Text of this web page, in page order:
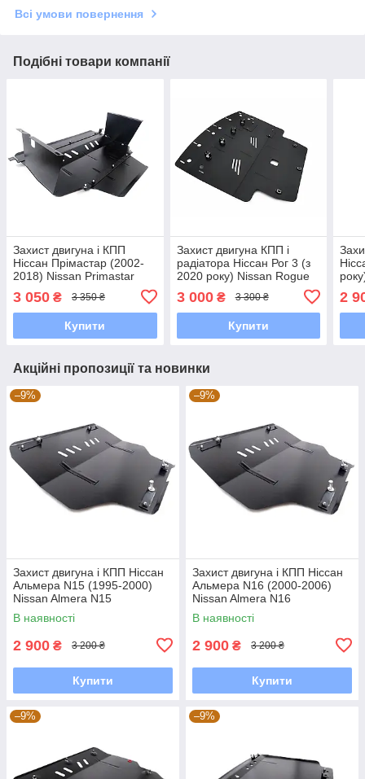
Всі умови повернення
Подібні товари компанії
Захист двигуна і КПП
Ніссан Прімастар (2002-
2018) Nissan Primastar
3 050 ₴ 3 350 ₴
Купити
Захист двигуна КПП і
радіатора Ніссан Рог 3 (з
2020 року) Nissan Rogue
3 000₴ 3 300 ₴
Купити
2
Акційні пропозиції та новинки
–9%
Захист двигуна і КПП Ніссан
Альмера N15 (1995-2000)
Nissan Almera N15
В наявності
2 900 ₴ 3 200 ₴
Купити
–9%
Захист двигуна і КПП Ніссан
Альмера N16 (2000-2006)
Nissan Almera N16
В наявності
2 900 ₴ 3 200 ₴
Купити
–9% –9%